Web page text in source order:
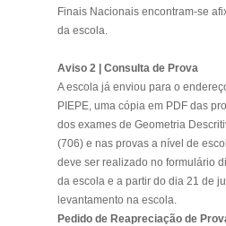
Finais Nacionais encontram-se
da escola.
Aviso 2 | Consulta de Prova
A escola já enviou para o
PIEPE, uma cópia em PDF das
dos exames de Geometria
(706) e nas provas a nível de
deve ser realizado no formulário
da escola e a partir do dia 21 de
levantamento na escola.
Pedido de Reapreciação de